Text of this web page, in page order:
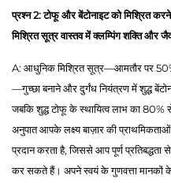
प्रश्न 2: टोफू और बेंटोनाइट को मिश्रित
मिश्रित सूत्र वास्तव में क्लम्पिंग शक्ति और
A: आधुनिक मिश्रित सूत्र—आमतौर पर
—गुच्छा बनाने और दुर्गंध नियंत्रण में शुद्ध
जबकि शुद्ध टोफू के स्थायित्व लाभ का
अनुपात आपके लक्ष्य बाज़ार की
प्रदान करता है, जिससे आप पूर्ण प्रतिबद्धता
कर सकते हैं। अपने स्वयं के गुणवत्ता मानकों